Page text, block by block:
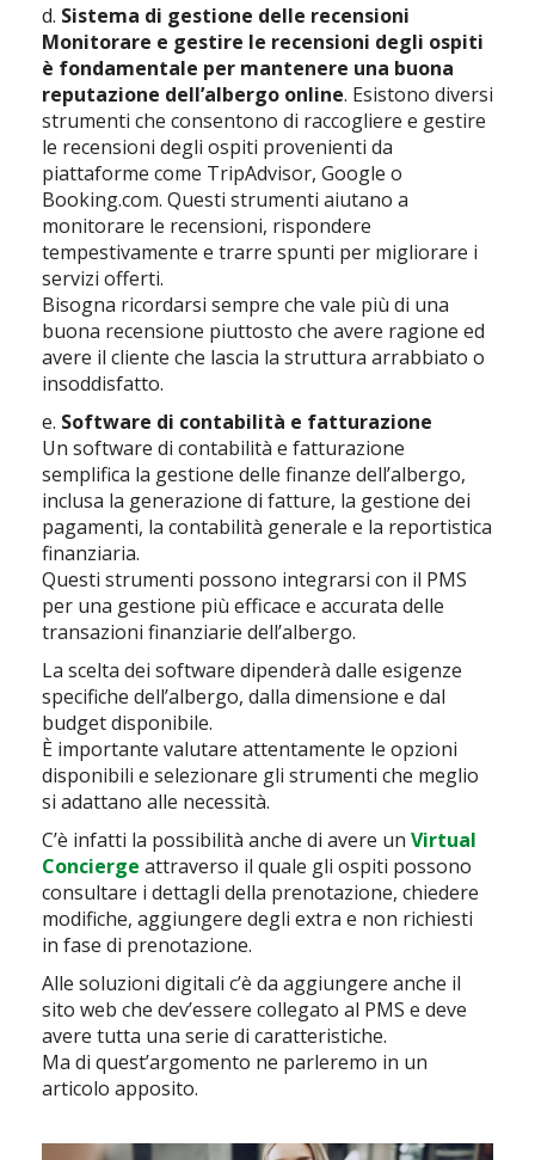
d. Sistema di gestione delle recensioni
Monitorare e gestire le recensioni degli ospiti
è fondamentale per mantenere una buona
reputazione dell’albergo online. Esistono diversi
strumenti che consentono di raccogliere e gestire
le recensioni degli ospiti provenienti da
piattaforme come TripAdvisor, Google o
Booking.com. Questi strumenti aiutano a
monitorare le recensioni, rispondere
tempestivamente e trarre spunti per migliorare i
servizi offerti.
Bisogna ricordarsi sempre che vale più di una
buona recensione piuttosto che avere ragione ed
avere il cliente che lascia la struttura arrabbiato o
insoddisfatto.
e. Software di contabilità e fatturazione
Un software di contabilità e fatturazione
semplifica la gestione delle finanze dell’albergo,
inclusa la generazione di fatture, la gestione dei
pagamenti, la contabilità generale e la reportistica
finanziaria.
Questi strumenti possono integrarsi con il PMS
per una gestione più efficace e accurata delle
transazioni finanziarie dell’albergo.
La scelta dei software dipenderà dalle esigenze
specifiche dell’albergo, dalla dimensione e dal
budget disponibile.
È importante valutare attentamente le opzioni
disponibili e selezionare gli strumenti che meglio
si adattano alle necessità.
C’è infatti la possibilità anche di avere un Virtual
Concierge attraverso il quale gli ospiti possono
consultare i dettagli della prenotazione, chiedere
modifiche, aggiungere degli extra e non richiesti
in fase di prenotazione.
Alle soluzioni digitali c’è da aggiungere anche il
sito web che dev’essere collegato al PMS e deve
avere tutta una serie di caratteristiche.
Ma di quest’argomento ne parleremo in un
articolo apposito.